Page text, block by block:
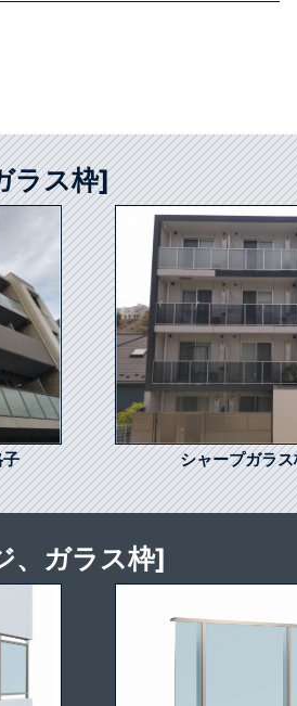
ラス枠]
シャープガラ
、ガラス枠]